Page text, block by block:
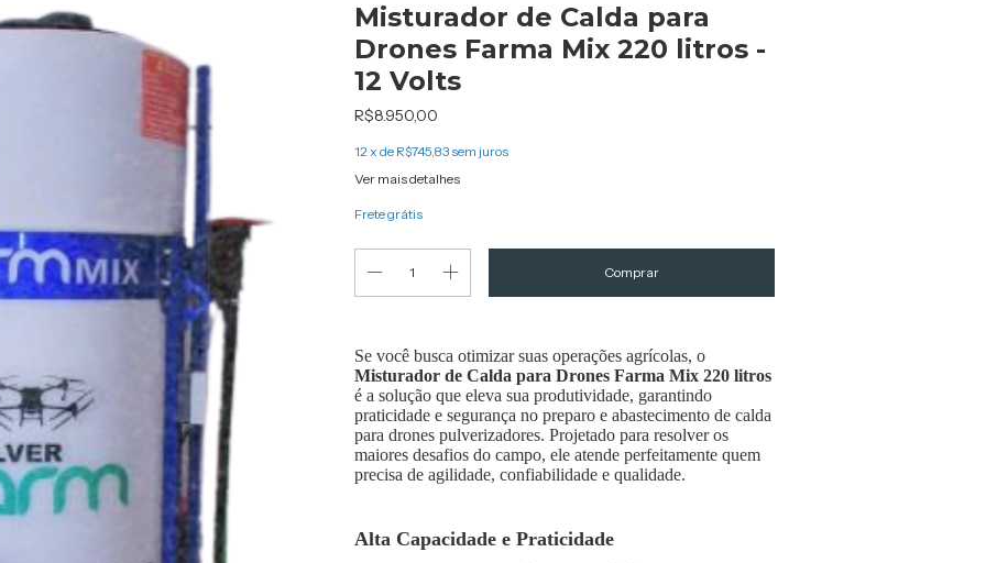
Misturador de Calda para
Drones Farma Mix 220 litros -
12 Volts
R$8.950,00
12x de R$745,83 sem juros
Ver mais detalhes
Frete grátis
Se você busca otimizar suas operações agrícolas, o
Misturador de Calda para Drones Farma Mix 220 litros
é a solução que eleva sua produtividade, garantindo
praticidade e segurança no preparo e abastecimento de calda
para drones pulverizadores. Projetado para resolver os
maiores desafios do campo, ele atende perfeitamente quem
precisa de agilidade, confiabilidade e qualidade.
Alta Capacidade e Praticidade